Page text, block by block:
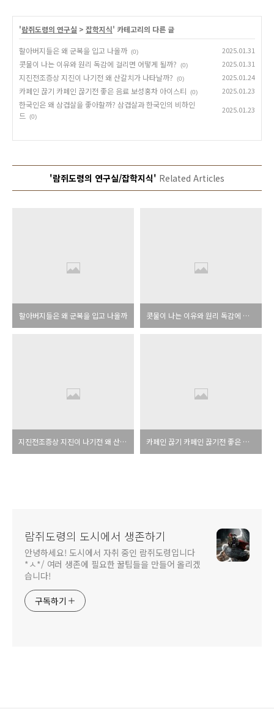
'람쥐도령의 연구실 > 잡학지식' 카테고리의 다른 글
할아버지들은 왜 군복을 입고 나올까 (0) 2025.01.31
콧물이 나는 이유와 원리 독감에 걸리면 어떻게 될까? (0) 2025.01.31
지진전조증상 지진이 나기전 왜 산갈치가 나타날까? (0) 2025.01.24
카페인 끊기 카페인 끊기전 좋은 음료 보성홍차 아이스티 (0) 2025.01.23
한국인은 왜 삼겹살을 좋아할까? 삼겹살과 한국인의 비하인
드
(0)
2025.01.23
'람쥐도령의 연구실/잡학지식' Related Articles
할아버지들은 왜 군복을 입고 나올까 콧물이 나는 이유와 원리 독감에 걸리면 어떻게 될까?
지진전조증상 지진이 나기전 왜 산갈치가 나타날까? 카페인 끊기 카페인 끊기전 좋은 음료 보성홍차 아이스티
람쥐도령의 도시에서 생존하기
안녕하세요! 도시에서 자취 중인 람쥐도령입니다
*ㅅ*/ 여러 생존에 필요한 꿀팁들을 만들어 올리겠
습니다!
구독하기